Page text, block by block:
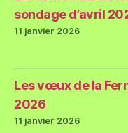
sondage d’avril
11 janvier 2026
Les vœux de la
2026
11 janvier 2026